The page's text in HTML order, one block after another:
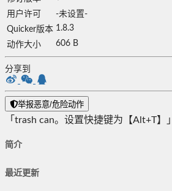
用户许可
-未设置-
Quicker版本 1.8.3
动作大小
606 B
分享到
举报恶意/危险动作
「trash can。设置快捷键为【Alt+T】」
简介
最近更新